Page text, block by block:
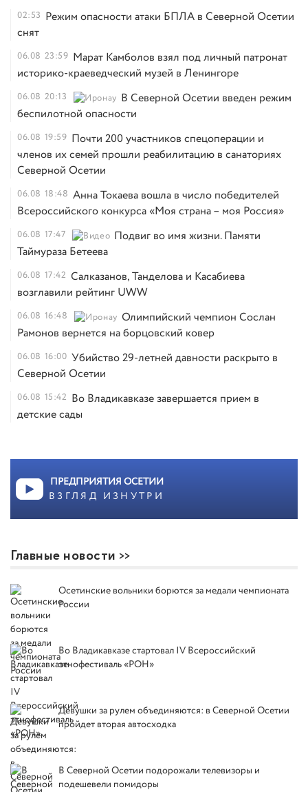
02:53 Режим опасности атаки БПЛА в Северной Осетии
снят
06.08 23:59 Марат Камболов взял под личный патронат
историко-краеведческий музей в Ленингоре
06.08 20:13
В Северной Осетии введен режим
беспилотной опасности
06.08 19:59 Почти 200 участников спецоперации и
членов их семей прошли реабилитацию в санаториях
Северной Осетии
06.08 18:48 Анна Токаева вошла в число победителей
Всероссийского конкурса «Моя страна – моя Россия»
06.08 17:47
Подвиг во имя жизни. Памяти
Таймураза Бетеева
06.08 17:42 Салказанов, Танделова и Касабиева
возглавили рейтинг UWW
06.08 16:48
Олимпийский чемпион Сослан
Рамонов вернется на борцовский ковер
06.08 16:00 Убийство 29-летней давности раскрыто в
Северной Осетии
06.08 15:42 Во Владикавказе завершается прием в
детские сады
ПРЕДПРИЯТИЯ ОСЕТИИ
ВЗГЛЯД ИЗНУТРИ
Главные новости
Осетинские вольники борются за медали чемпионата
России
Во Владикавказе стартовал IV Всероссийский
этнофестиваль «РОН»
Девушки за рулем объединяются: в Северной Осетии
пройдет вторая автосходка
В Северной Осетии подорожали телевизоры и
подешевели помидоры